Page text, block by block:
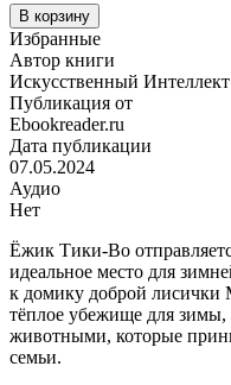
Количество
товара
Приключения
ежика
В корзину
Избранные
Автор книги
Искусственный
Публикация от
Ebookreader.ru
Дата публикации
07.05.2024
Аудио
Нет
Ёжик Тики-Во
идеальное место для
к домику доброй
тёплое убежище для
животными, которые
семьи.